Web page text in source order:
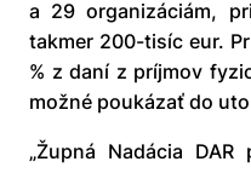
a 29 organizáciám,
takmer 200-tisíc eur.
% z daní z príjmov
možné poukázať do
„Župná Nadácia